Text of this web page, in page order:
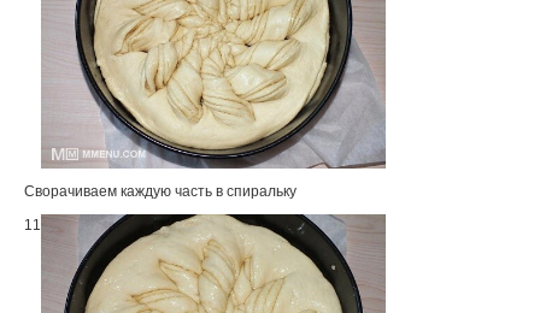
Сворачиваем каждую часть в спиральку
11